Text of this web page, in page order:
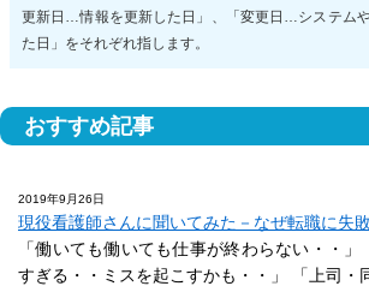
更新日…情報を更新した日」、「変更日…システム
た日」をそれぞれ指します。
おすすめ記事
2019年9月26日
現役看護師さんに聞いてみた－なぜ転職に失
「働いても働いても仕事が終わらない・・」
すぎる・・ミスを起こすかも・・」 「上司・